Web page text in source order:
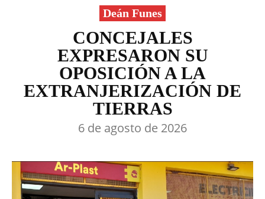
Deán Funes
CONCEJALES
EXPRESARON SU
OPOSICIÓN A LA
EXTRANJERIZACIÓN DE
TIERRAS
6 de agosto de 2026